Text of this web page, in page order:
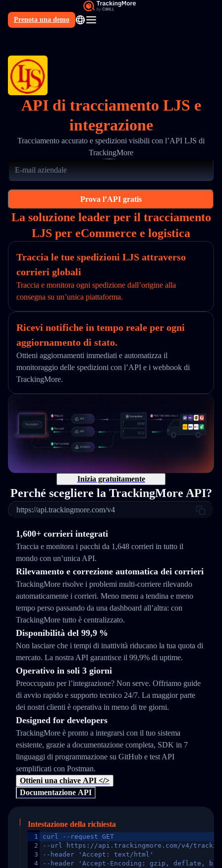
Prenota una demo
IT
API di tracciamento LJS e
integrazione
Tracciamento accurato e spedizioni visibili con l’API LJS di
TrackingMore
Prova l’API gratis
La soluzione leader per il tracciamento
LJS per eCommerce e logistica
Traccia le tue spedizioni LJS attraverso
corrieri globali
Traccia e monitora ogni spedizione dall’origine alla
consegna su un’unica piattaforma.
Ricevi notifiche in tempo reale per ogni
aggiornamento di stato.
Ottieni aggiornamenti immediati e automatizza il
monitoraggio delle spedizioni con l’API e i webhook di
TrackingMore.
Inizia gratuitamente
Perché scegliere la TrackingMore API?
https://api.trackingmore.com/v4
1,600+ corrieri integrati
Traccia e monitora i pacchi da 1,648 corrieri in tutto il
mondo con un’unica API.
Rilevamento e correzione automatica dei corrieri
TrackingMore risolve i problemi multi-corriere rilevando
automaticamente i corrieri. Meno menu a tendina e meno
tempo perso passando da una dashboard all’altra: con
TrackingMore tutto è centralizzato.
Disponibilità del 99,9 %
Non lasciare che i tempi di inattività riducano la tua quota di
mercato. La nostra API garantisce il 99,9% di uptime.
Operativo in soli 3 giorni
Preoccupato per l’integrazione? Non serve. Offriamo guide
di avvio rapido e supporto tecnico 24/7. La maggior parte
dei nostri clienti è operativa in meno di tre giorni.
Designed for developers
TrackingMore è pronto a integrarsi con il tuo sistema
esistente, grazie a documentazione completa, SDK in 7
linguaggi di programmazione su GitHub e test API
semplificati con Postman.
Ottieni una chiave API </>
Documentazione API
Intestazione della richiesta
1
2
3
4
curl --request GET
--url https://api.trackingmore.com/v4/trackings/
--header 'Accept: text/html'
--header 'Accept-Encoding: gzip, deflate,